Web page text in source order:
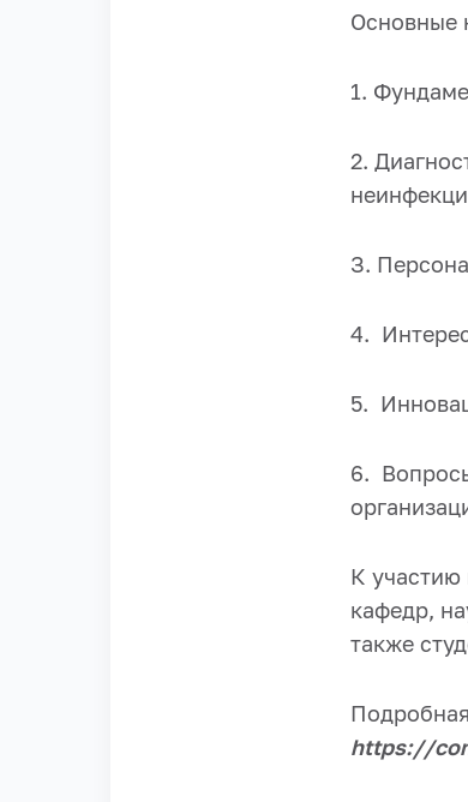
Основные
1.
2.
З.
4.
5.
6.
К участию
кафедр,
также
https://